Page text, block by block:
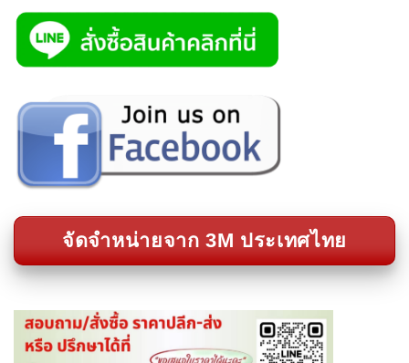
จัดจำหน่ายจาก 3M ประเทศไทย